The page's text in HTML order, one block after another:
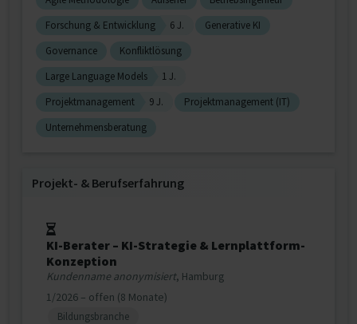
Forschung & Entwicklung
6 J.
Generative KI
Governance
Konfliktlösung
Large Language Models
1 J.
Projektmanagement
9 J.
Projektmanagement (IT)
Unternehmensberatung
Projekt‐ & Berufserfahrung
KI-Berater – KI-Strategie & Lernplattform-
Konzeption
Kundenname anonymisiert, Hamburg
1/2026 – offen (8 Monate)
Bildungsbranche